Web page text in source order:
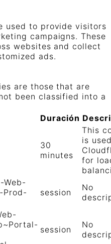
used to provide visitors
campaigns. These
websites and collect
ads.
are those that are
been classified into a
Duración
30
minutes
This
is
for
Web-
Prod-
session
No
session
No